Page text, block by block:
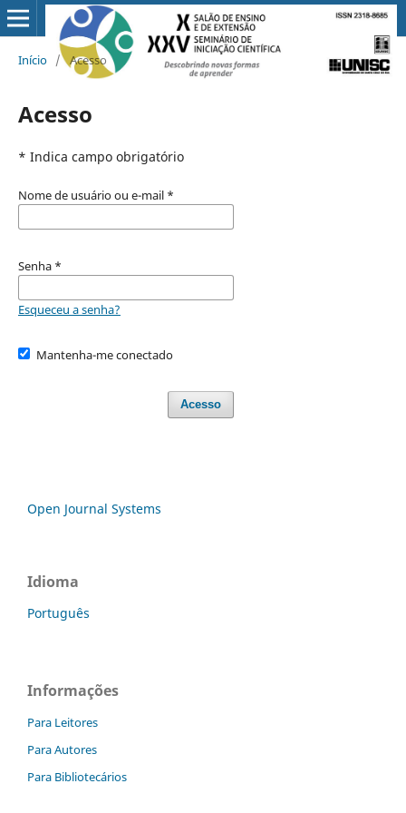
Início / Acesso
Acesso
* Indica campo obrigatório
Nome de usuário ou e-mail *
Senha *
Esqueceu a senha?
Mantenha-me conectado
Acesso
Open Journal Systems
Idioma
Português
Informações
Para Leitores
Para Autores
Para Bibliotecários